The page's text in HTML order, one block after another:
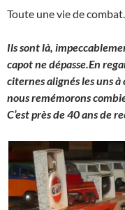
Toute une vie de combat.
Ils sont là,
capot ne dépasse.En
citernes alignés les uns
nous remémorons
C’est près de 40 ans de